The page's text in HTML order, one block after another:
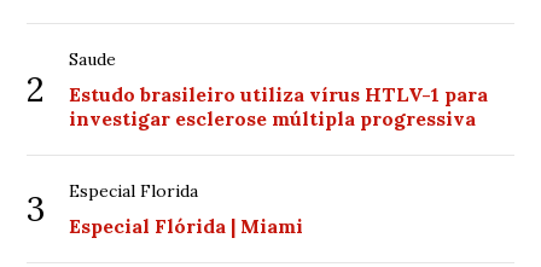
2
Saude
Estudo brasileiro utiliza vírus HTLV-1 para
investigar esclerose múltipla progressiva
3 Especial Florida
Especial Flórida | Miami